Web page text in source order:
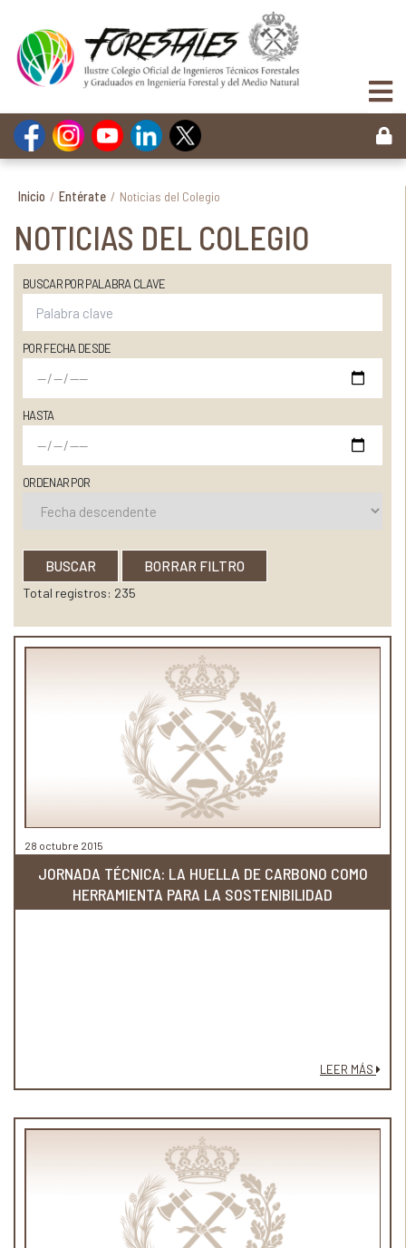
Inicio / Entérate / Noticias del Colegio
NOTICIAS DEL COLEGIO
BUSCAR POR PALABRA CLAVE
POR FECHA DESDE
HASTA
ORDENAR POR
BUSCAR BORRAR FILTRO
Total registros: 235
28 octubre 2015
JORNADA TÉCNICA: LA HUELLA DE CARBONO COMO
HERRAMIENTA PARA LA SOSTENIBILIDAD
LEER MÁS